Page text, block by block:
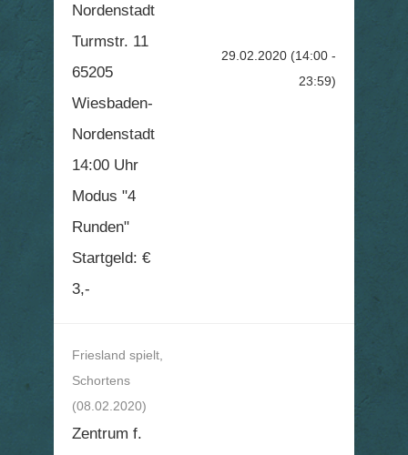
Nordenstadt
Turmstr. 11
65205
Wiesbaden-
Nordenstadt
14:00 Uhr
Modus "4
Runden"
Startgeld: €
3,-
29.02.2020 (14:00 -
23:59)
Friesland spielt,
Schortens
(08.02.2020)
Zentrum f.